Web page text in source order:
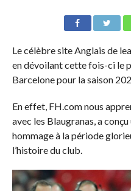
Le célèbre site Anglais de
en dévoilant cette fois-ci le
Barcelone pour la saison
En effet, FH.com nous
avec les Blaugranas, a
hommage à la période
l’histoire du club.